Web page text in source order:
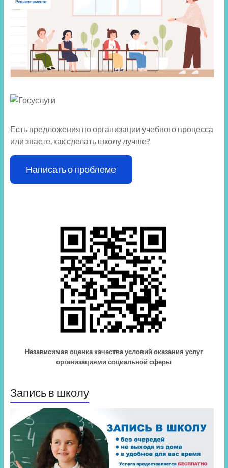
Есть предложения по организации учебного процесса
или знаете, как сделать школу лучше?
Написать о проблеме
Независимая оценка качества условий оказания услуг
организациями социальной сферы
Запись в школу